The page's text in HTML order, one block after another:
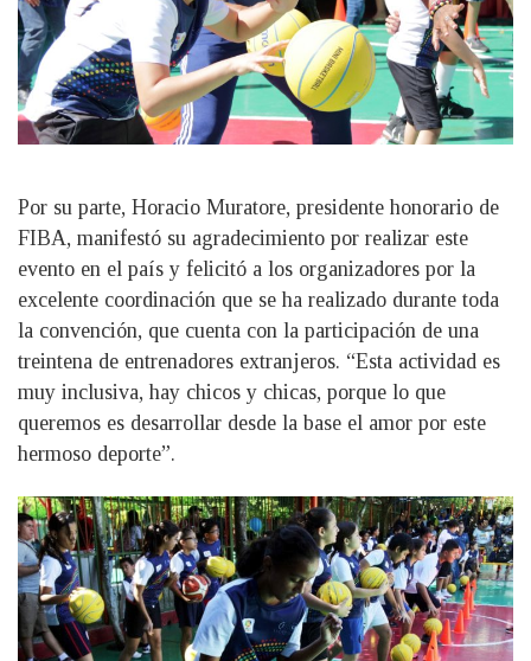
Por su parte, Horacio Muratore, presidente honorario de
FIBA, manifestó su agradecimiento por realizar este
evento en el país y felicitó a los organizadores por la
excelente coordinación que se ha realizado durante toda
la convención, que cuenta con la participación de una
treintena de entrenadores extranjeros. “Esta actividad es
muy inclusiva, hay chicos y chicas, porque lo que
queremos es desarrollar desde la base el amor por este
hermoso deporte”.